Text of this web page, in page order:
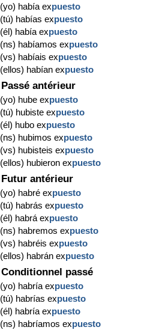
(yo) había expuesto
(tú) habías expuesto
(él) había expuesto
(ns) habíamos expuesto
(vs) habíais expuesto
(ellos) habían expuesto
Passé antérieur
(yo) hube expuesto
(tú) hubiste expuesto
(él) hubo expuesto
(ns) hubimos expuesto
(vs) hubisteis expuesto
(ellos) hubieron expuesto
Futur antérieur
(yo) habré expuesto
(tú) habrás expuesto
(él) habrá expuesto
(ns) habremos expuesto
(vs) habréis expuesto
(ellos) habrán expuesto
Conditionnel passé
(yo) habría expuesto
(tú) habrías expuesto
(él) habría expuesto
(ns) habríamos expuesto